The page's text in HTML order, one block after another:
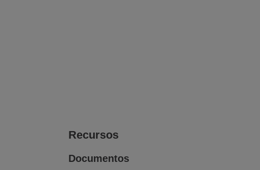
Recursos
Documentos